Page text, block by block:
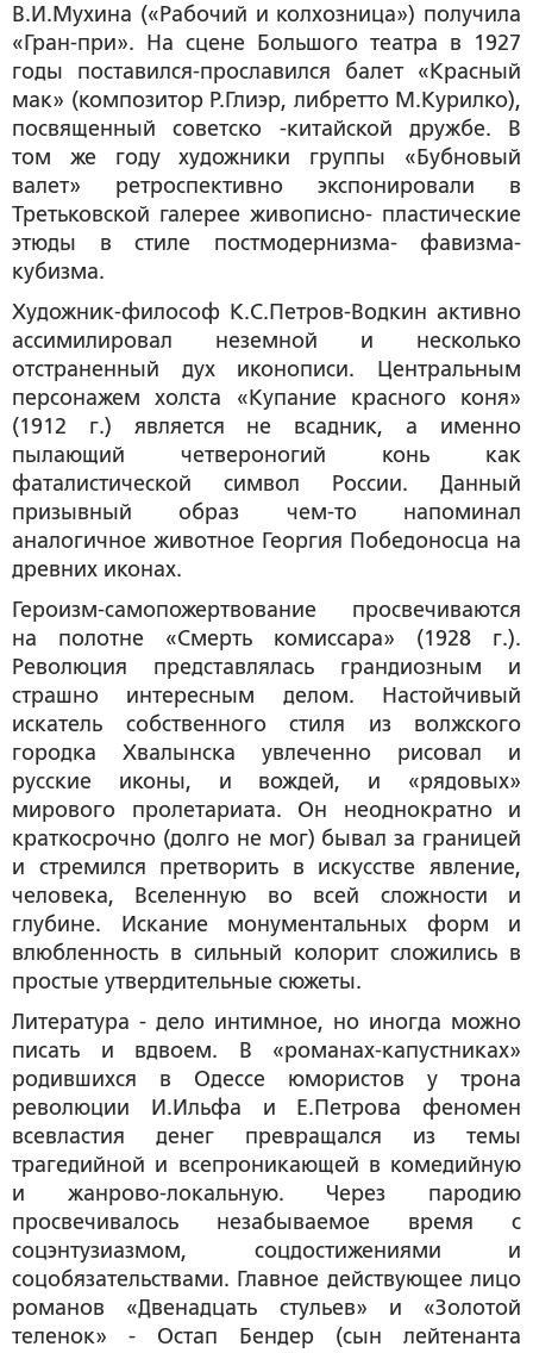
В.И.Мухина («Рабочий и колхозница») получила
«Гран-при». На сцене Большого театра в 1927
годы поставился-прославился балет «Красный
мак» (композитор Р.Глиэр, либретто М.Курилко),
посвященный советско -китайской дружбе. В
том же году художники группы «Бубновый
валет» ретроспективно экспонировали в
Третьковской галерее живописно- пластические
этюды в стиле постмодернизма- фавизма-
кубизма.
Художник-философ К.С.Петров-Водкин активно
ассимилировал неземной и несколько
отстраненный дух иконописи. Центральным
персонажем холста «Купание красного коня»
(1912 г.) является не всадник, а именно
пылающий четвероногий конь как
фаталистической символ России. Данный
призывный образ чем-то напоминал
аналогичное животное Георгия Победоносца на
древних иконах.
Героизм-самопожертвование просвечиваются
на полотне «Смерть комиссара» (1928 г.).
Революция представлялась грандиозным и
страшно интересным делом. Настойчивый
искатель собственного стиля из волжского
городка Хвалынска увлеченно рисовал и
русские иконы, и вождей, и «рядовых»
мирового пролетариата. Он неоднократно и
краткосрочно (долго не мог) бывал за границей
и стремился претворить в искусстве явление,
человека, Вселенную во всей сложности и
глубине. Искание монументальных форм и
влюбленность в сильный колорит сложились в
простые утвердительные сюжеты.
Литература - дело интимное, но иногда можно
писать и вдвоем. В «романах-капустниках»
родившихся в Одессе юмористов у трона
революции И.Ильфа и Е.Петрова феномен
всевластия денег превращался из темы
трагедийной и всепроникающей в комедийную
и жанрово-локальную. Через пародию
просвечивалось незабываемое время с
соцэнтузиазмом, соцдостижениями и
соцобязательствами. Главное действующее лицо
романов «Двенадцать стульев» и «Золотой
теленок» - Остап Бендер (сын лейтенанта